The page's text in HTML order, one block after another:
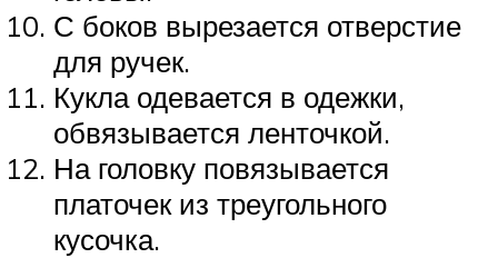
С боков вырезается отверстие
для ручек.
Кукла одевается в одежки,
обвязывается ленточкой.
На головку повязывается
платочек из треугольного
кусочка.